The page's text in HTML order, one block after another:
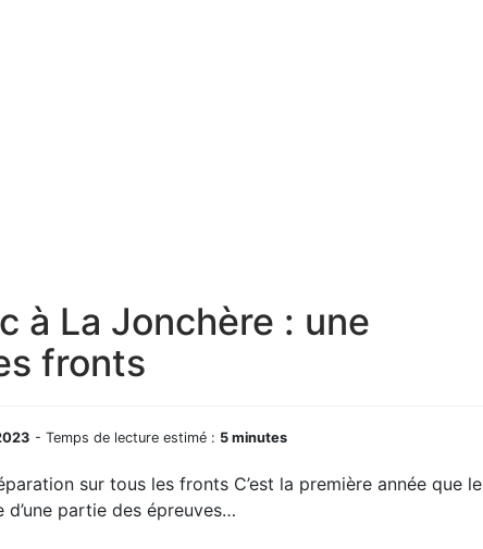
à La Jonchère : une
fronts
- Temps de lecture estimé : 5 minutes
sur tous les fronts C’est la première année que le
partie des épreuves…